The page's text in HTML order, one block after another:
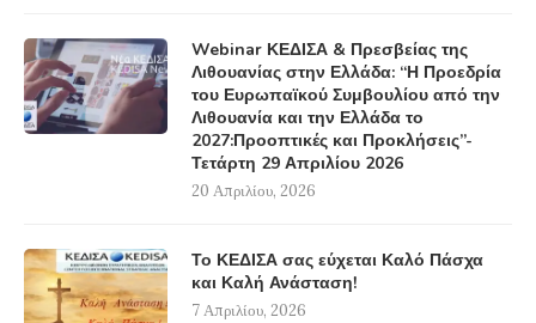
Webinar ΚΕΔΙΣΑ & Πρεσβείας της
Λιθουανίας στην Ελλάδα: “Η Προεδρία
του Ευρωπαϊκού Συμβουλίου από την
Λιθουανία και την Ελλάδα το
2027:Προοπτικές και Προκλήσεις”-
Τετάρτη 29 Απριλίου 2026
20 Απριλίου, 2026
Το ΚΕΔΙΣΑ σας εύχεται Καλό Πάσχα
και Καλή Ανάσταση!
7 Απριλίου, 2026